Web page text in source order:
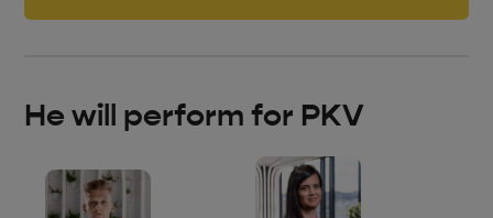
He will perform for PKV